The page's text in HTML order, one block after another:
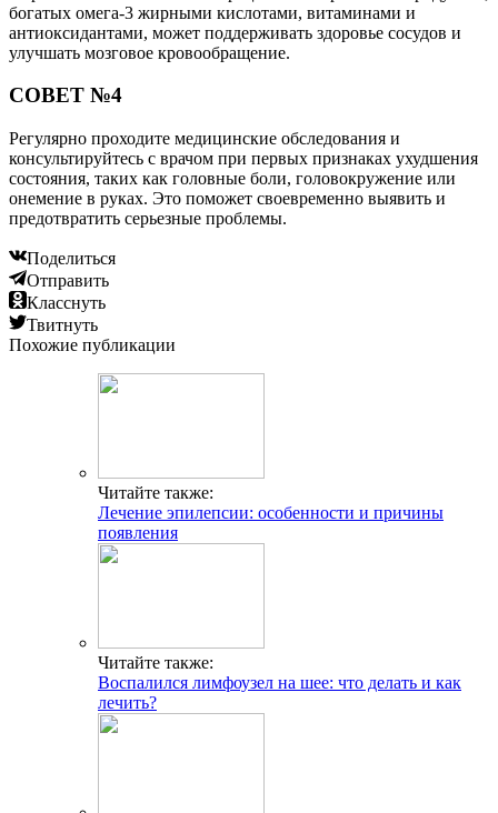
богатых омега-3 жирными кислотами, витаминами и
антиоксидантами, может поддерживать здоровье сосудов и
улучшать мозговое кровообращение.
СОВЕТ №4
Регулярно проходите медицинские обследования и
консультируйтесь с врачом при первых признаках ухудшения
состояния, таких как головные боли, головокружение или
онемение в руках. Это поможет своевременно выявить и
предотвратить серьезные проблемы.
Поделиться
Отправить
Класснуть
Твитнуть
Похожие публикации
Читайте также:
Лечение эпилепсии: особенности и причины
появления
Читайте также:
Воспалился лимфоузел на шее: что делать и как
лечить?